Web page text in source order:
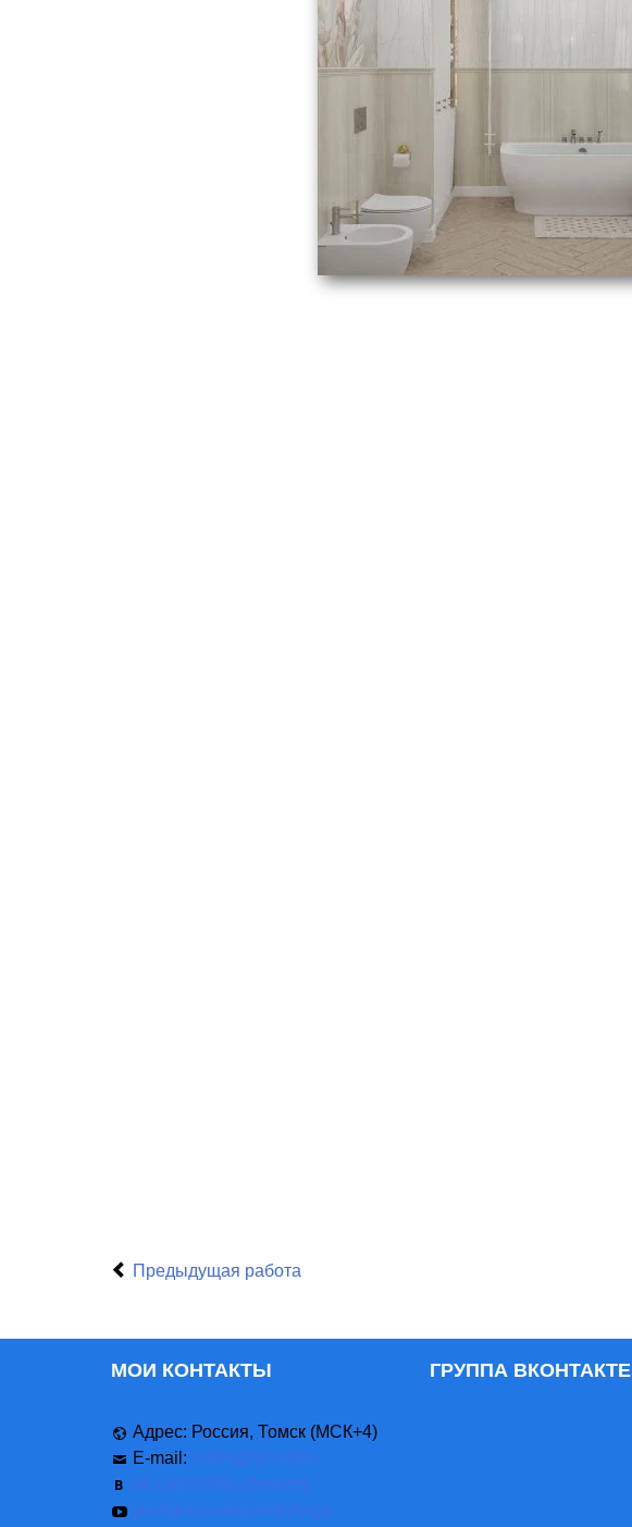
Предыдущая работа
МОИ КОНТАКТЫ
Адрес: Россия, Томск (МСК+4)
E-mail: order@3d-vizr.ru
vk.com/dmitry.cherneta
youtube.com/user/4shaga
ГРУППА ВКОНТАКТЕ